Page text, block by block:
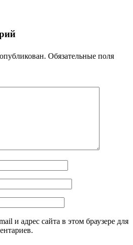
Обязательные поля
и адрес сайта в этом браузере для